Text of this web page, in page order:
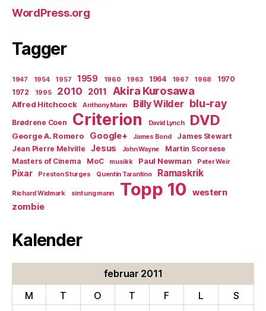
WordPress.org
Tagger
1947 1954 1957 1959 1960 1963 1964 1967 1968
1970
1972
1995 2010 2011 Akira Kurosawa
Alfred Hitchcock Anthony Mann Billy Wilder blu-ray
Brødrene Coen Criterion David Lynch DVD
George A. Romero Google+ James Bond
James Stewart
Jean Pierre Melville
Jesus John Wayne
Martin Scorsese
Masters of Cinema
MoC musikk Paul Newman Peter Weir
Pixar Preston Sturges Quentin Tarantino Ramaskrik
Richard Widmark sint ung mann Topp 10
western
zombie
Kalender
februar 2011
M
T O T F L
S